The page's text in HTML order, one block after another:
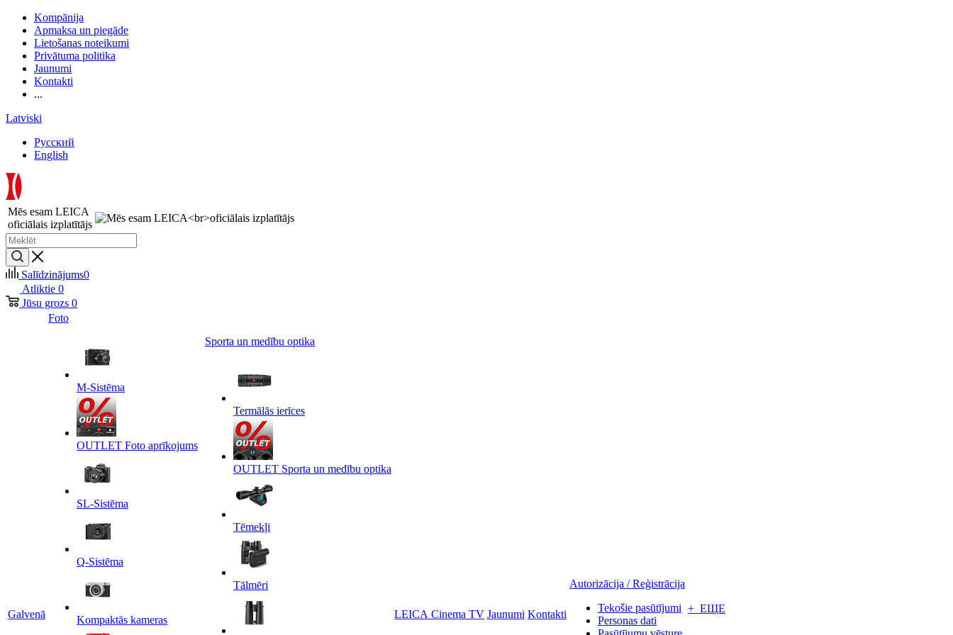
Kompānija
Apmaksa un piegāde
Lietošanas noteikumi
Privātuma politika
Jaunumi
Kontakti
...
Latviski
Русский
English
Mēs esam LEICA
oficiālais izplatītājs
Salīdzinājums0
Atliktie 0
Jūsu grozs 0
Galvenā
Foto
M-Sistēma
OUTLET Foto aprīkojums
SL-Sistēma
Q-Sistēma
Kompaktās kameras
Sporta un medību optika
Termālās ierīces
OUTLET Sporta un medību optika
Tēmekļi
Tālmēri
LEICA Cinema TV Jaunumi Kontakti
Autorizācija / Reģistrācija
Tekošie pasūtījumi
Personas dati
+ ЕЩЕ